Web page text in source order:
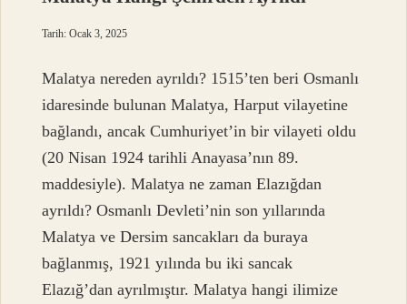
Tarih: Ocak 3, 2025
Malatya nereden ayrıldı? 1515’ten beri Osmanlı
idaresinde bulunan Malatya, Harput vilayetine
bağlandı, ancak Cumhuriyet’in bir vilayeti oldu
(20 Nisan 1924 tarihli Anayasa’nın 89.
maddesiyle). Malatya ne zaman Elazığdan
ayrıldı? Osmanlı Devleti’nin son yıllarında
Malatya ve Dersim sancakları da buraya
bağlanmış, 1921 yılında bu iki sancak
Elazığ’dan ayrılmıştır. Malatya hangi ilimize